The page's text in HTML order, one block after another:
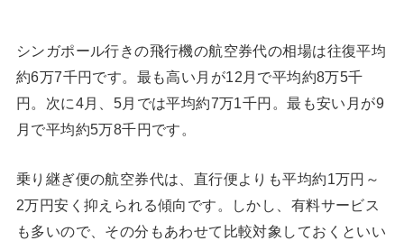
シンガポール行きの飛行機の航空券代の相場は往復平均
約6万7千円です。最も高い月が12月で平均約8万5千
円。次に4月、5月では平均約7万1千円。最も安い月が9
月で平均約5万8千円です。
乗り継ぎ便の航空券代は、直行便よりも平均約1万円～
2万円安く抑えられる傾向です。しかし、有料サービス
も多いので、その分もあわせて比較対象しておくといい